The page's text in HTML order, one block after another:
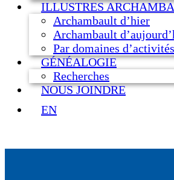
ILLUSTRES
Archambault d’hier
Archambault
Par domaines d’activités
GÉNÉALOGIE
Recherches
NOUS JOINDRE
EN